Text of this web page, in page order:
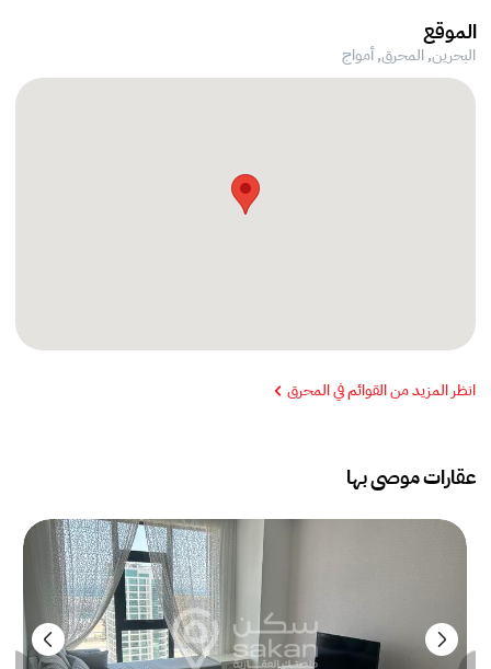
الموقع
البحرين, المحرق,أمواج
انظر المزيد من القوائم في المحرق
عقارات موصى بها